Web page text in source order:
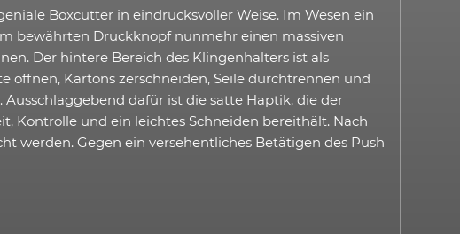
Boxcutter in eindrucksvoller Weise. Im Wesen ein
bewährten Druckknopf nunmehr einen massiven
Der hintere Bereich des Klingenhalters ist als
öffnen, Kartons zerschneiden, Seile durchtrennen und
dafür ist die satte Haptik, die der
Kontrolle und ein leichtes Schneiden bereithält. Nach
werden. Gegen ein versehentliches Betätigen des Push